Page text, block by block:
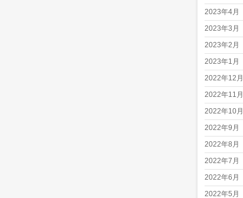
2023年4月
2023年3月
2023年2月
2023年1月
2022年12月
2022年11月
2022年10月
2022年9月
2022年8月
2022年7月
2022年6月
2022年5月